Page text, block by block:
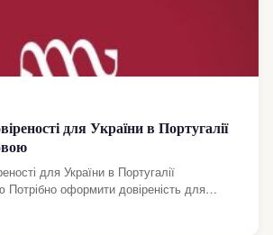
для України в Португалії
для України в Португалії
Потрібно оформити довіреність для
але ви перебуваєте в Португалії?...